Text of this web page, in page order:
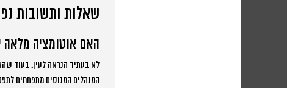
שאלות ותשובות
האם אוטומציה מלאה
לא בעתיד הנראה לעין. בעוד
המנהלים המנוסים מתפתחים